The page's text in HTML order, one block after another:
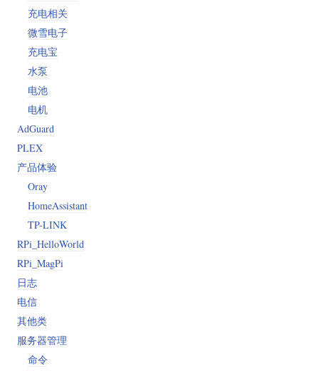
充电相关
微雪电子
充电宝
水泵
电池
电机
AdGuard
PLEX
产品体验
Oray
HomeAssistant
TP-LINK
RPi_HelloWorld
RPi_MagPi
日志
电信
其他类
服务器管理
命令